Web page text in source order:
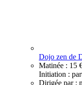
Dojo zen de
Matinée : 15
Initiation :
Dirigée par :